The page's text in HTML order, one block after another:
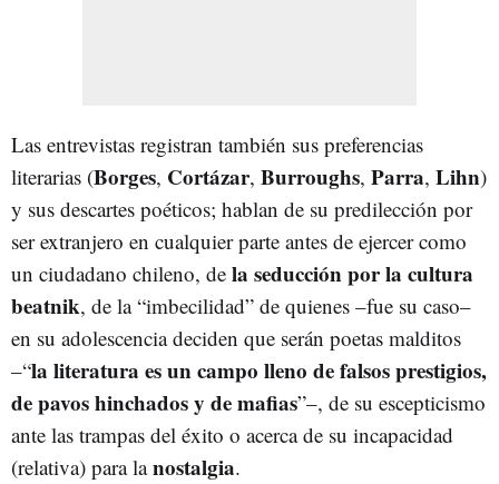
Las entrevistas registran también sus preferencias
literarias (Borges, Cortázar, Burroughs, Parra, Lihn)
y sus descartes poéticos; hablan de su predilección por
ser extranjero en cualquier parte antes de ejercer como
un ciudadano chileno, de la seducción por la cultura
beatnik, de la “imbecilidad” de quienes –fue su caso–
en su adolescencia deciden que serán poetas malditos
–“la literatura es un campo lleno de falsos prestigios,
de pavos hinchados y de mafias”–, de su escepticismo
ante las trampas del éxito o acerca de su incapacidad
(relativa) para lanostalgia.